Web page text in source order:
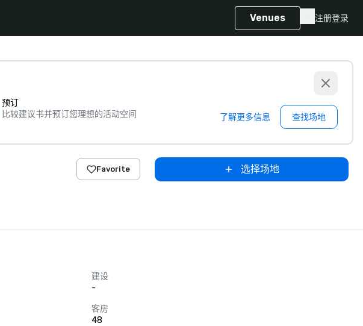
Venues 注册登录
预订
比较建议书并预订您理想的活动空间
了解更多信息 查找场地
Favorite 选择场地
建设
-
客房
48